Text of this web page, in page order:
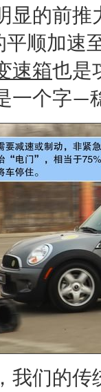
显的前推
顺加速
速箱也是
一个字—
们的传